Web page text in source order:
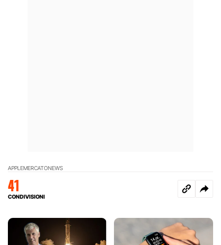
APPLEMERCATONEWS
41
CONDIVISIONI